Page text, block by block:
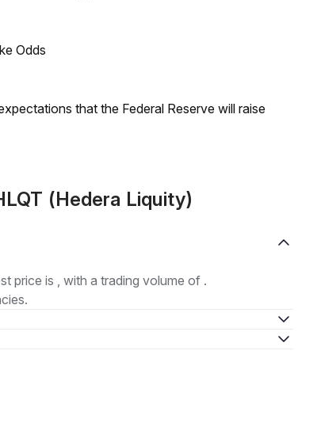
Odds
that the Federal Reserve will raise
(Hedera Liquity)
price is , with a trading volume of .